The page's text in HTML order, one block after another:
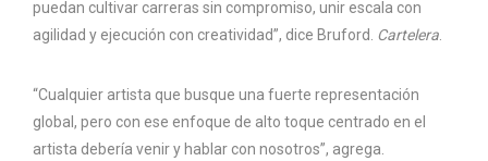
puedan cultivar carreras sin compromiso, unir escala con
agilidad y ejecución con creatividad”, dice Bruford. Cartelera.
“Cualquier artista que busque una fuerte representación
global, pero con ese enfoque de alto toque centrado en el
artista debería venir y hablar con nosotros”, agrega.